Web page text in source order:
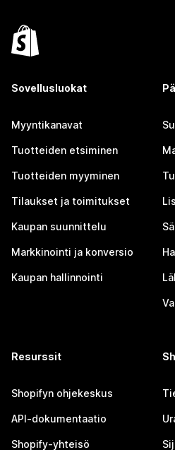
Sovellusluokat
Myyntikanavat
Tuotteiden etsiminen
Tuotteiden myyminen
Tilaukset ja toimitukset
Kaupan suunnittelu
Markkinointi ja konversio
Kaupan hallinnointi
Resurssit
Shopifyn ohjekeskus
API-dokumentaatio
Shopify-yhteisö